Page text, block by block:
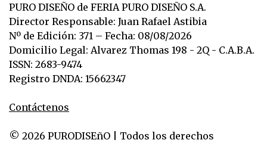
PURO DISEÑO de FERIA PURO DISEÑO S.A.
Director Responsable: Juan Rafael Astibia
Nº de Edición: 371 – Fecha: 08/08/2026
Domicilio Legal: Alvarez Thomas 198 - 2Q - C.A.B.A.
ISSN: 2683-9474
Registro DNDA: 15662347
Contáctenos
© 2026 PURODISEñO | Todos los derechos